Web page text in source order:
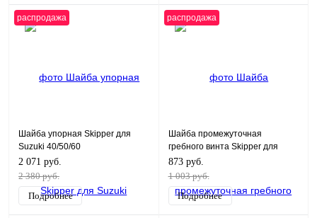
распродажа
Шайба упорная Skipper для
Suzuki 40/50/60
HP/35/40/50/55/60/65 HP
2 071 руб.
2 380 руб.
Подробнее
распродажа
Шайба промежуточная
гребного винта Skipper для
Yamaha Модели техники: 40X
HP, 50H HP, F30-60HP
873 руб.
1 003 руб.
Подробнее